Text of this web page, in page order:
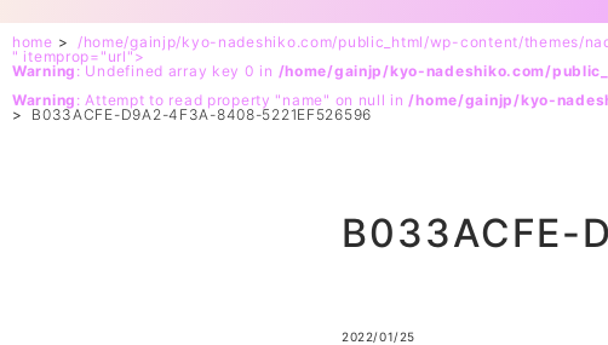
home > /home/gainjp/kyo-nadeshiko.com/public_html/wp-content/themes/
" itemprop="url">
Warning : Undefined array key 0 in /home/gainjp/kyo-nadeshiko.com/
Warning : Attempt to read property "name" on null in/home/gainjp/kyo-
> B033ACFE-D9A2-4F3A-8408-5221EF526596
B033ACFE-
2022/01/25